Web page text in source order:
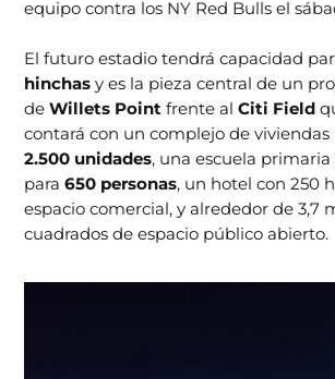
equipo contra los NY Red Bulls el
El futuro estadio tendrá capacidad
hinchasy es la pieza central de un
deWillets Pointfrente alCiti Field
contará con un complejo de viviendas
2.500 unidades, una escuela
para650 personas, un hotel con 250
espacio comercial, y alrededor de 3,7
cuadrados de espacio público abierto.